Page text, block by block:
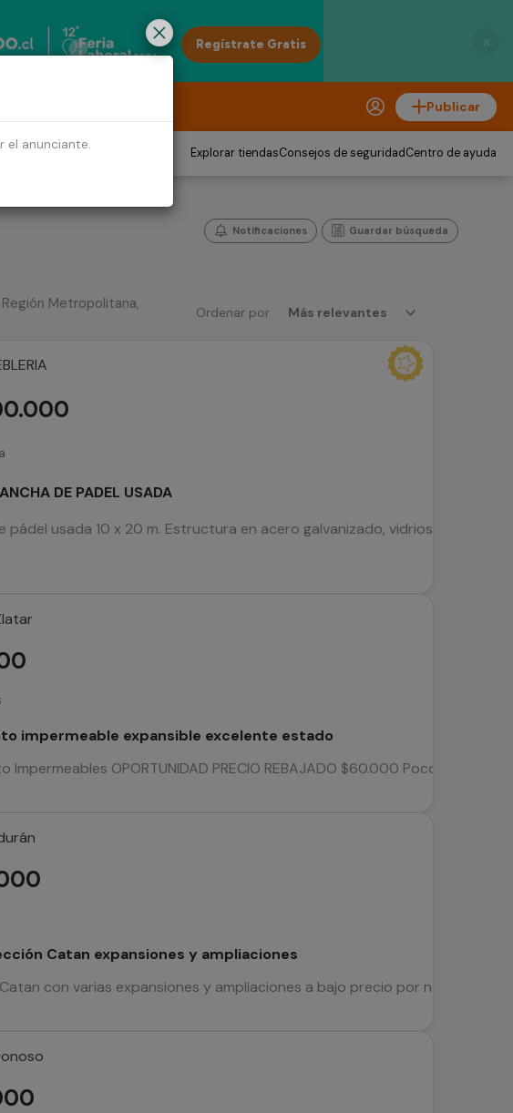
Publicar
Explorar tiendasConsejos de seguridadCentro de ayuda
Notificaciones Guardar búsqueda
Ordenar por Más relevantes
Metropolitana,
DE PADEL USADA
pádel usada 10 x 20 m. Estructura en acero galvanizado, vidrios
impermeable expansible excelente estado
Impermeables OPORTUNIDAD PRECIO REBAJADO $60.000 Poco uso
Catan expansiones y ampliaciones
con varias expansiones y ampliaciones a bajo precio por no uso. El
el anunciante.